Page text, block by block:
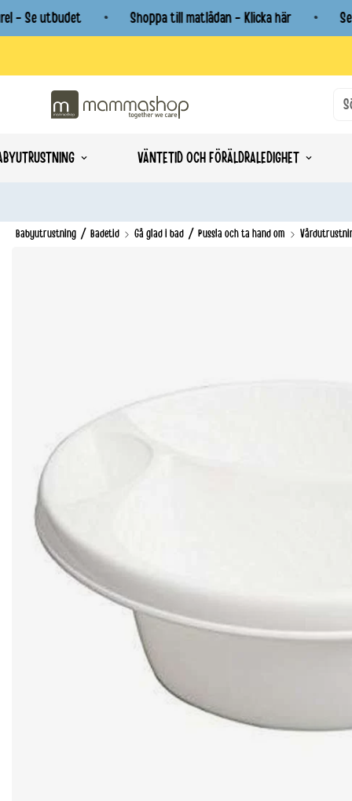
Se utbudet Shoppa till matlådan - Klicka här Se
VÄNTETID OCH FÖRÄLDRALEDIGHET
Babyutrustning / Badetid Gå glad i bad / Pussla och ta hand om